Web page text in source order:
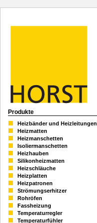
Produkte
Heizbänder und Heizleitungen
Heizmatten
Heizmanschetten
Isoliermanschetten
Heizhauben
Silikonheizmatten
Heizschläuche
Heizplatten
Heizpatronen
Strömungserhitzer
Rohröfen
Fassheizung
Temperaturregler
Temperaturfühler